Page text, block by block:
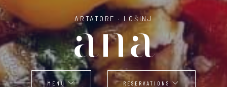
ARTATORE · LOŠINJ
ana
MENU RESERVATIONS